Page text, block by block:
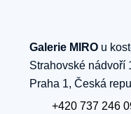
Galerie MIRO u
Strahovské nádvoří
Praha 1, Česká
+420 737 246